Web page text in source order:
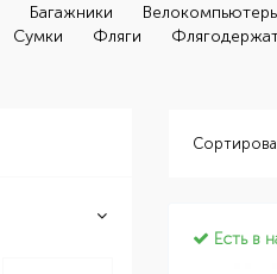
Багажники
Сумки Фляги
Есть в